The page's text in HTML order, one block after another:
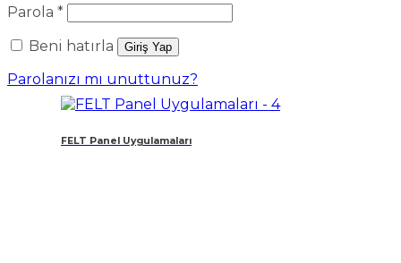
FELT Panel Uygulamaları
Parola *Gerekli
Beni hatırla Giriş Yap
Parolanızı mı unuttunuz?